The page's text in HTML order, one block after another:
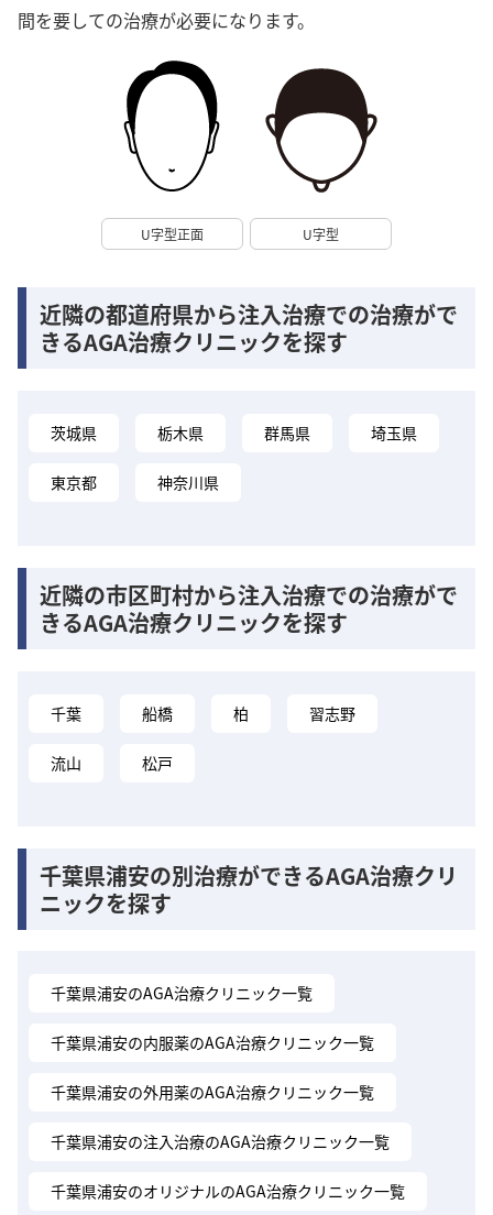
間を要しての治療が必要になります。
U字型正面 U字型
近隣の都道府県から注入治療での治療がで
きるAGA治療クリニックを探す
茨城県 栃木県 群馬県 埼玉県
東京都 神奈川県
近隣の市区町村から注入治療での治療がで
きるAGA治療クリニックを探す
千葉 船橋 柏 習志野
流山 松戸
千葉県浦安の別治療ができるAGA治療クリ
ニックを探す
千葉県浦安のAGA治療クリニック一覧
千葉県浦安の内服薬のAGA治療クリニック一覧
千葉県浦安の外用薬のAGA治療クリニック一覧
千葉県浦安の注入治療のAGA治療クリニック一覧
千葉県浦安のオリジナルのAGA治療クリニック一覧